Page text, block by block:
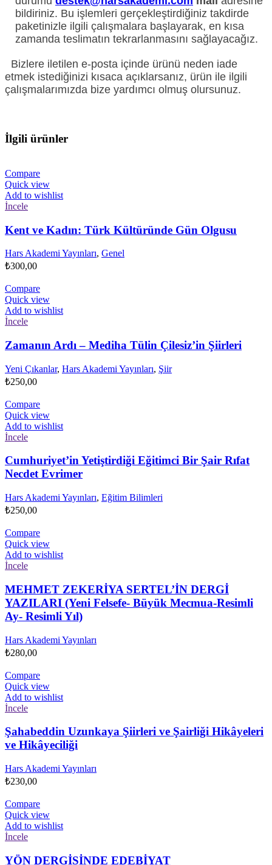
bildiriniz. Bu işlemleri gerçekleştirdiğiniz takdirde
paketinizle ilgili çalışmalara başlayarak, en kısa
zamanda teslimatın tekrarlanmasını sağlayacağız.
Bizlere iletilen e-posta içinde ürünü neden iade
etmek istediğinizi kısaca açıklarsanız, ürün ile ilgili
çalışmalarımızda bize yardımcı olmuş olursunuz.
İlgili ürünler
Compare
Quick view
Add to wishlist
İncele
Kent ve Kadın: Türk Kültüründe Gün Olgusu
Hars Akademi Yayınları, Genel
₺300,00
Compare
Quick view
Add to wishlist
İncele
Zamanın Ardı – Mediha Tülin Çilesiz’in Şiirleri
Yeni Çıkanlar, Hars Akademi Yayınları, Şiir
₺250,00
Compare
Quick view
Add to wishlist
İncele
Cumhuriyet’in Yetiştirdiği Eğitimci Bir Şair Rıfat
Necdet Evrimer
Hars Akademi Yayınları, Eğitim Bilimleri
₺250,00
Compare
Quick view
Add to wishlist
İncele
MEHMET ZEKERİYA SERTEL’İN DERGİ
YAZILARI (Yeni Felsefe- Büyük Mecmua-Resimli
Ay- Resimli Yıl)
Hars Akademi Yayınları
₺280,00
Compare
Quick view
Add to wishlist
İncele
Şahabeddin Uzunkaya Şiirleri ve Şairliği Hikâyeleri
ve Hikâyeciliği
Hars Akademi Yayınları
₺230,00
Compare
Quick view
Add to wishlist
İncele
YÖN DERGİSİNDE EDEBİYAT